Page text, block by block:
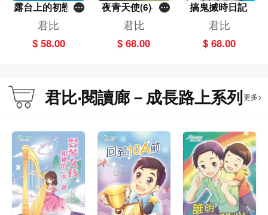
露台上的初戀情
人（第七版）
君比
$ 58.00
夜青天使(6)──
闖進心中的守護
天使
君比
$ 68.00
搞鬼搣時日記
君比
$ 68.00
君比‧閱讀廊－成長路上系列更多>